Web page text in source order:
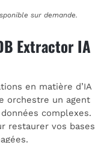
Extractor IA
en matière d’IA
orchestre un agent
complexes.
restaurer vos bases
sur demande.